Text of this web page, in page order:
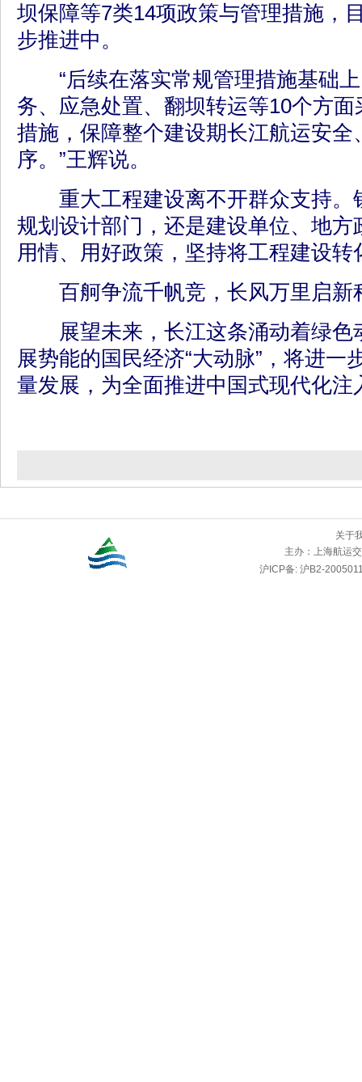
坝保障等7类14项政策与管理措施，
步推进中。
“后续在落实常规管理措施基础上
务、应急处置、翻坝转运等10个方
措施，保障整个建设期长江航运安全
序。”王辉说。
重大工程建设离不开群众支持。
规划设计部门，还是建设单位、地方
用情、用好政策，坚持将工程建设转
百舸争流千帆竞，长风万里启新
展望未来，长江这条涌动着绿色
展势能的国民经济“大动脉”，将进一
量发展，为全面推进中国式现代化注
关于
主办： 上海航运
沪ICP备: 沪B2-